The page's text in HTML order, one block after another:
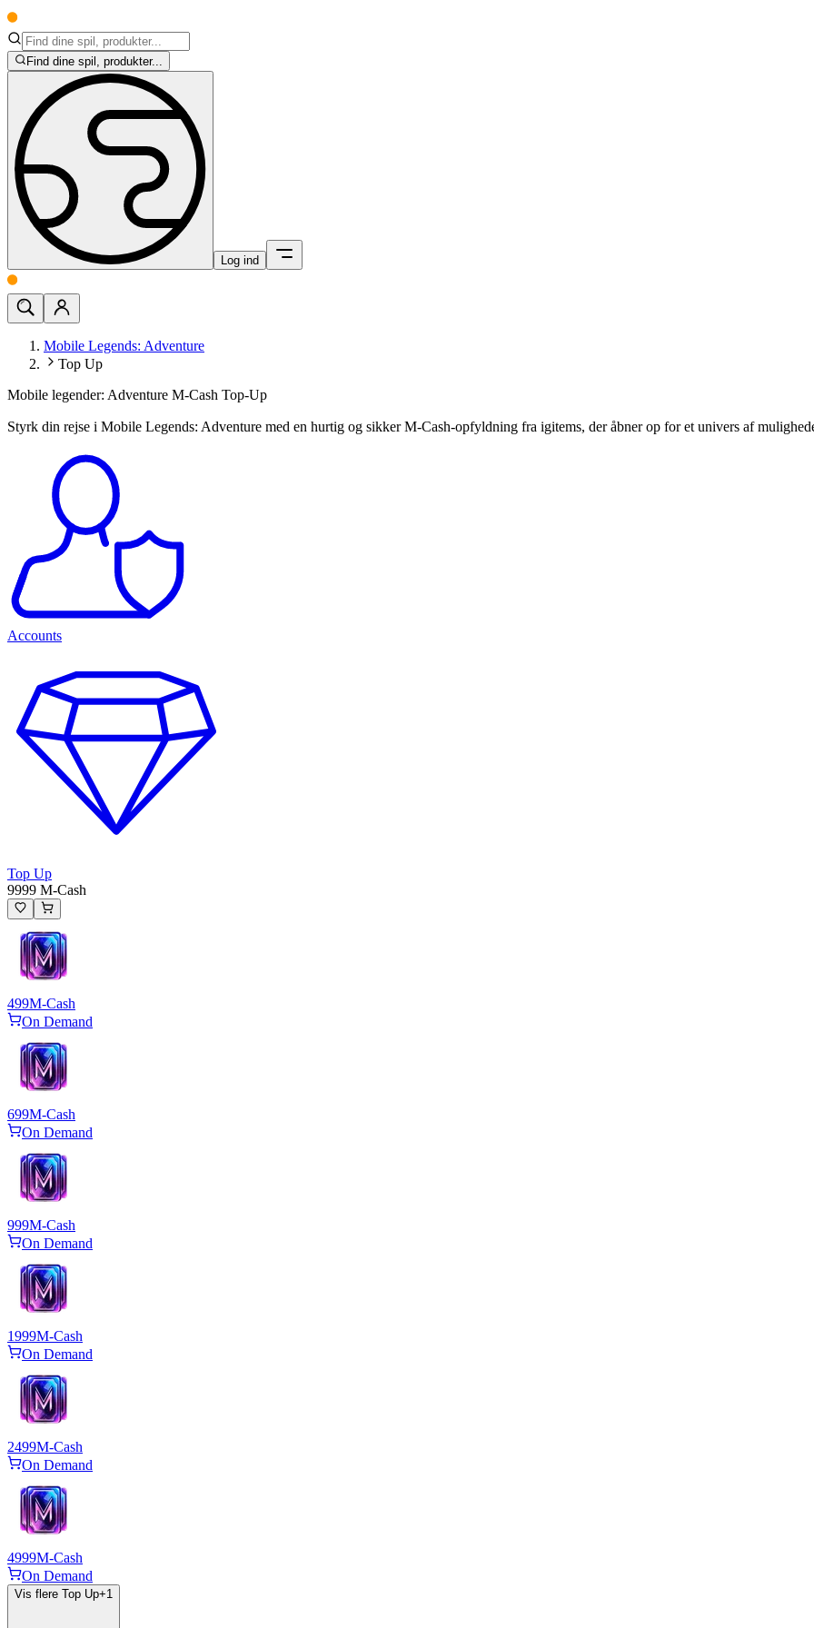
Find dine spil, produkter...
Log ind
Mobile Legends: Adventure
Top Up
Mobile legender: Adventure M-Cash Top-Up
Styrk din rejse i Mobile Legends: Adventure med en hurtig og sikker M-Cash-opfyldning fra igitems, der åbner op for et univers af
Accounts
Top Up
9999 M-Cash
499M-Cash
On Demand
699M-Cash
On Demand
999M-Cash
On Demand
1999M-Cash
On Demand
2499M-Cash
On Demand
4999M-Cash
On Demand
Vis flere Top Up+1